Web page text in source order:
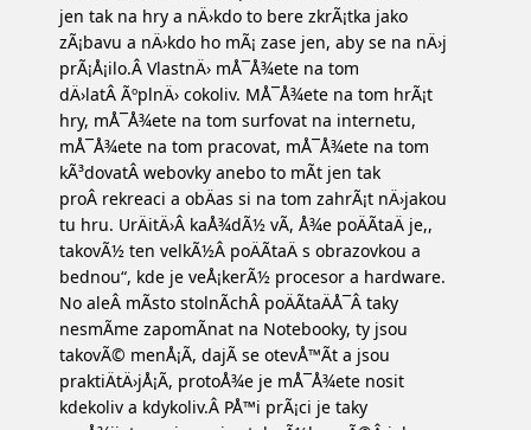
jen tak na hry a nÄ›kdo to bere zkrÃ¡tka jako
zÃ¡bavu a nÄ›kdo ho mÃ¡ zase jen, aby se na nÄ›j
prÃ¡Å¡ilo.Â VlastnÄ› mÅ¯Å¾ete na tom
dÄ›latÂ ÃºplnÄ› cokoliv. MÅ¯Å¾ete na tom hrÃ¡t
hry, mÅ¯Å¾ete na tom surfovat na internetu,
mÅ¯Å¾ete na tom pracovat, mÅ¯Å¾ete na tom
kÃ³dovatÂ webovky anebo to mÃ­t jen tak
proÂ rekreaci a obÄas si na tom zahrÃ¡t nÄ›jakou
tu hru. UrÄitÄ›Â kaÅ¾dÃ½ vÃ­, Å¾e poÄÃ­taÄ je,,
takovÃ½ ten velkÃ½Â poÄÃ­taÄ s obrazovkou a
bednou“, kde je veÅ¡kerÃ½ procesor a hardware.
No aleÂ mÃ­sto stolnÃ­chÂ poÄÃ­taÄÅ¯Â taky
nesmÃ­me zapomÃ­nat na Notebooky, ty jsou
takovÃ© menÅ¡Ã­, dajÃ­ se otevÅ™Ã­t a jsou
praktiÄtÄ›jÅ¡Ã­, protoÅ¾e je mÅ¯Å¾ete nosit
kdekoliv a kdykoliv.Â PÅ™i prÃ¡ci je taky